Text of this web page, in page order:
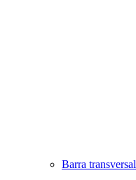
Barra transversal